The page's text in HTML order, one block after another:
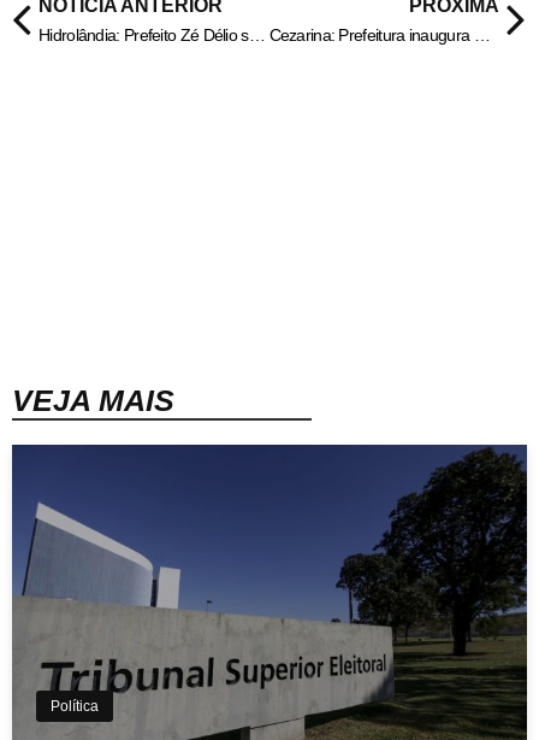
NOTÍCIA ANTERIOR
Hidrolândia: Prefeito Zé Délio se destaca em Goiás pela votação que alcançou nas eleições 2024.
PRÓXIMA
Cezarina: Prefeitura inaugura Cozinha Escolar municipal.
VEJA MAIS
Política